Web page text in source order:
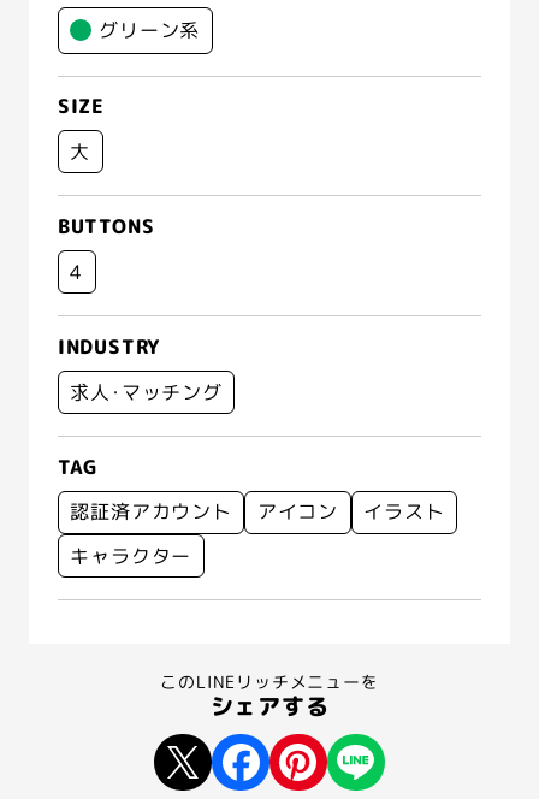
グリーン系
SIZE
大
BUTTONS
4
INDUSTRY
求人･マッチング
TAG
認証済アカウント
アイコン
イラスト
キャラクター
このLINEリッチメニューを
シェアする